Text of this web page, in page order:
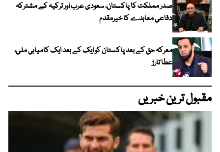
صدر مملکت کا پاکستان، سعودی عرب اور ترکیہ کے مشترکہ
دفاعی معاہدے کا خیرمقدم
معرکہ حق کے بعد پاکستان کو ایک کے بعد ایک کامیابی ملی،
عطا تارڑ
مقبول ترین خبریں